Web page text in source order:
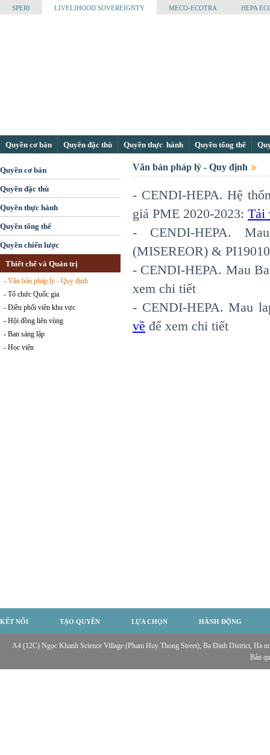
SPERI LIVELIHOOD SOVEREIGNTY MECO-ECOTRA HEPA
Quyền cơ bản Quyền đặc thù Quyền thực hành Quyền tổng thể
Quyền cơ bản
Quyền đặc thù
Quyền thực hành
Quyền tổng thể
Quyền chiến lược
Thiết chế và Quản trị
- Văn bản pháp lý - Quy định
- Tổ chức Quốc gia
- Điều phối viên khu vực
- Hội đồng liên vùng
- Ban sáng lập
- Học viện
Văn bản pháp lý - Quy định
- CENDI-HEPA. Hệ
giá PME 2020-2023: Tải
- CENDI-HEPA.
(MISEREOR) &
- CENDI-HEPA. Mau
xem chi tiết
- CENDI-HEPA. Mau
về để xem chi tiết
KẾT NỐI TẠO QUYỀN LỰA CHỌN HÀNH ĐỘNG
A4 (12C) Ngọc Khanh Science Village (Pham Huy Thong Street), Ba Đinh District, Ha
Bản